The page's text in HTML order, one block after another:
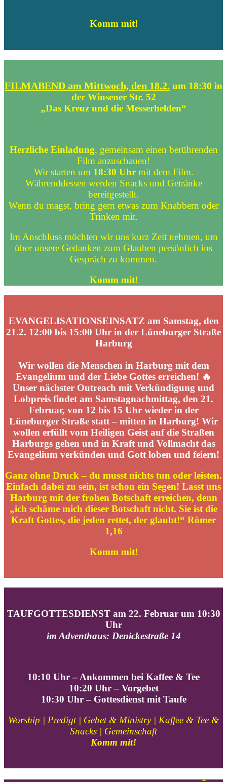
Komm mit!
FILMABEND am Mittwoch, den 18.2. um 18:30 in
der Winsener Str. 52
„Das Kreuz und die Messerhelden“
Herzliche Einladung, gemeinsam einen berührenden
Film anzuschauen!
Wir starten um 18:30 Uhrmit dem Film.
Währenddessen werden Snacks und Getränke
bereitgestellt.
Wenn du magst, bring gern etwas zum Knabbern oder
Trinken mit.
Im Anschluss möchten wir uns kurz Zeit nehmen, um
über unsere Gedanken zum Glauben persönlich ins
Gespräch zu kommen.
Komm mit!
EVANGELISATIONSEINSATZ am Samstag, den
21.2. 12:00 bis 15:00 Uhr in der Lüneburger Straße
Harburg
Wir wollen die Menschen in Harburg mit dem
Evangelium und der Liebe Gottes erreichen! 🔥
Unser nächster Outreach mit Verkündigung und
Lobpreis findet am Samstagnachmittag, den 21.
Februar, von 12 bis 15 Uhr wieder in der
Lüneburger Straße statt – mitten in Harburg! Wir
wollen erfüllt vom Heiligen Geist auf die Straßen
Harburgs gehen und in Kraft und Vollmacht das
Evangelium verkünden und Gott loben und feiern!
Ganz ohne Druck – du musst nichts tun oder leisten.
Einfach dabei zu sein, ist schon ein Segen! Lasst uns
Harburg mit der frohen Botschaft erreichen, denn
„ich schäme mich dieser Botschaft nicht. Sie ist die
Kraft Gottes, die jeden rettet, der glaubt!“ Römer
1,16
Komm mit!
TAUFGOTTESDIENST am 22. Februar um 10:30
Uhr
im Adventhaus: Denickestraße 14
10:10 Uhr – Ankommen bei Kaffee & Tee
10:20 Uhr – Vorgebet
10:30 Uhr – Gottesdienst mit Taufe
Worship | Predigt | Gebet & Ministry | Kaffee & Tee &
Snacks | Gemeinschaft
Komm mit!